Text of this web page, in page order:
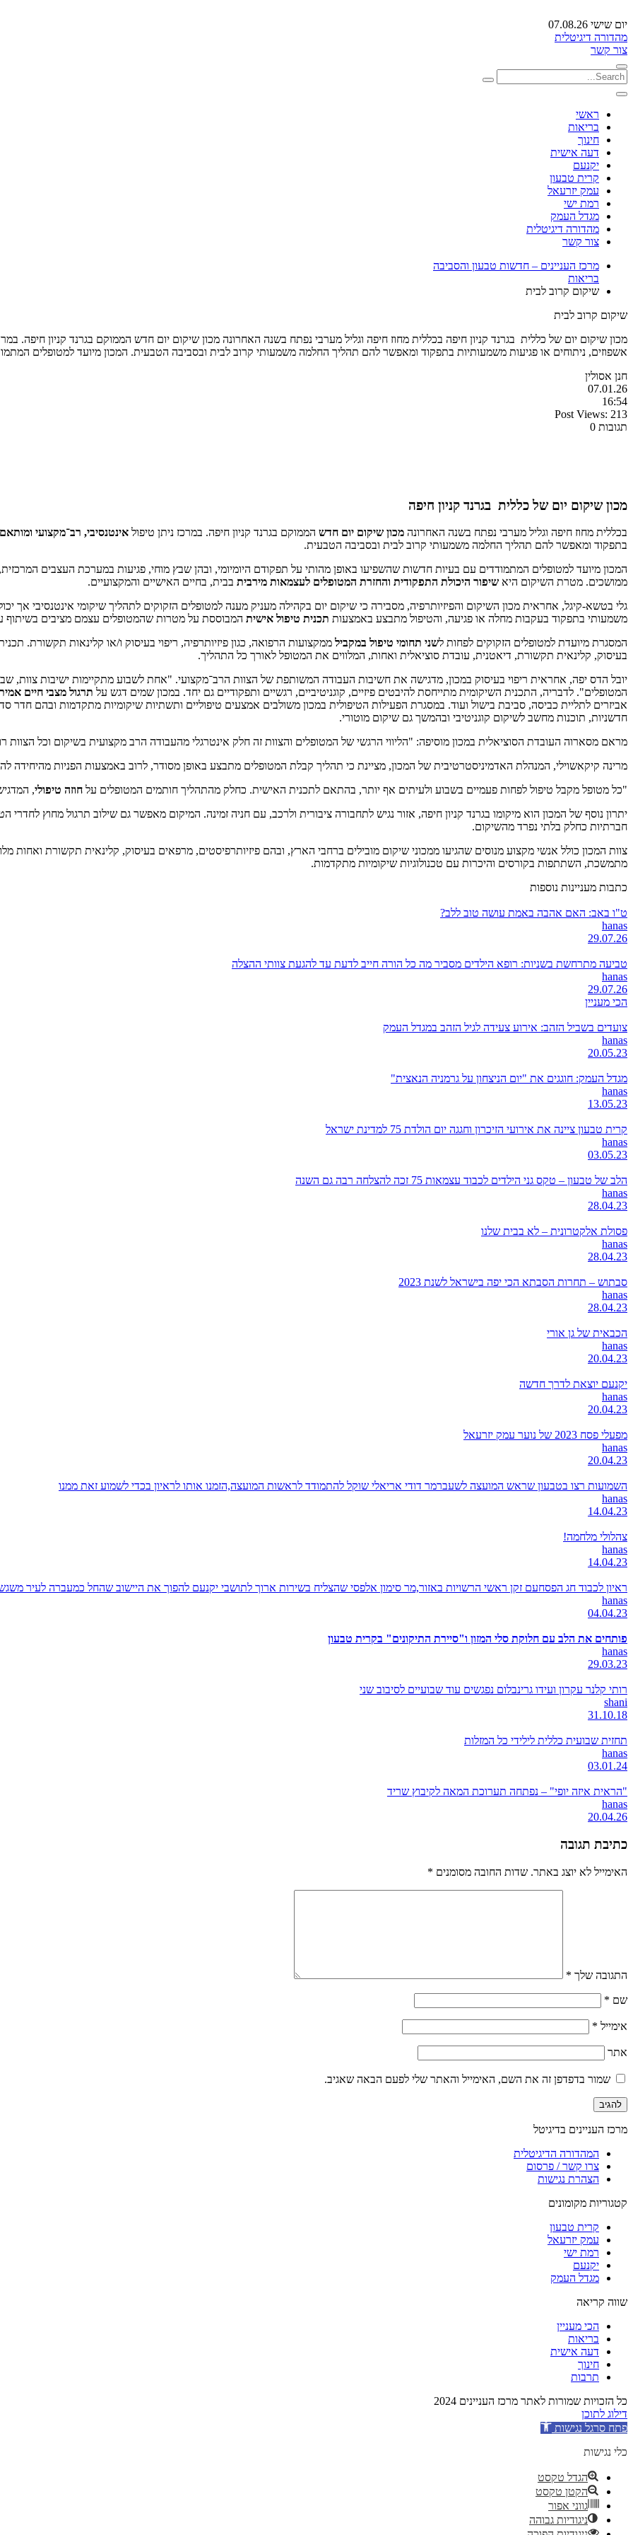
יום שישי 07.08.26
מהדורה דיגיטלית
צור קשר
ראשי
בריאות
חינוך
דעה אישית
יקנעם
קרית טבעון
עמק יזרעאל
רמת ישי
מגדל העמק
מהדורה דיגיטלית
צור קשר
מרכז העניינים – חדשות טבעון והסביבה
בריאות
שיקום קרוב לבית
שיקום קרוב לבית
מכון שיקום יום של כללית בגרנד קניון חיפה בכללית מחוז חיפה וגליל מערבי נפתח בשנה האחרונה מכון שיקום יום חדש הממוקם בגרנד קניון חיפה.
אשפוזים, ניתוחים או פגיעות משמעותיות בתפקוד ומאפשר להם תהליך החלמה משמעותי קרוב לבית ובסביבה הטבעית. המכון מיועד למטופלים
חנן אסולין
07.01.26
16:54
Post Views: 213
תגובות 0
מכון שיקום יום של כללית בגרנד קניון חיפה
בכללית מחוז חיפה וגליל מערבי נפתח בשנה האחרונה מכון שיקום יום חדש הממוקם בגרנד קניון חיפה. במרכז ניתן טיפול אינטנסיבי, רב־מקצועי
בתפקוד ומאפשר להם תהליך החלמה משמעותי קרוב לבית ובסביבה הטבעית.
המכון מיועד למטופלים המתמודדים עם בעיות חדשות שהשפיעו באופן מהותי על תפקודם היומיומי, ובהן שבץ מוחי, פגיעות במערכת העצבים
ממושכים. מטרת השיקום היא שיפור היכולת התפקודית והחזרת המטופלים לעצמאות מירבית בבית, בחיים האישיים והמקצועיים.
גלי בטשא-קיגל, אחראית מכון השיקום והפיזיותרפיה, מסבירה כי שיקום יום בקהילה מעניק מענה למטופלים הזקוקים לתהליך שיקומי אינטנסיבי אך
משמעותי בתפקוד בעקבות מחלה או פגיעה, והטיפול מתבצע באמצעות תכנית טיפול אישית המבוססת על מטרות שהמטופלים עצמם מציבים בשיתוף
המסגרת מיועדת למטופלים הזקוקים לפחות לשני תחומי טיפול במקביל ממקצועות הרפואה, כגון פיזיותרפיה, ריפוי בעיסוק ו/או קלינאות תקשורת.
בעיסוק, קלינאית תקשורת, דיאטנית, עובדת סוציאלית ואחות, המלווים את המטופל לאורך כל התהליך.
יובל הדס יפה, אחראית ריפוי בעיסוק במכון, מדגישה את חשיבות העבודה המשותפת של הצוות הרב־מקצועי. "אחת לשבוע מתקיימות ישיבות
המטופלים". לדבריה, התכנית השיקומית מתייחסת להיבטים פיזיים, קוגניטיביים, רגשיים ותפקודיים גם יחד. במכון שמים דגש על תרגול מצבי חיים
אביזרים לתליית כביסה, סביבת בישול ועוד. במסגרת הפעילות הטיפולית במכון משולבים אמצעים טיפוליים ותשתיות שיקומיות מתקדמות ובהם חדר
חדשניות, תוכנות מחשב לשיקום קוגניטיבי ובהמשך גם שיקום מוטורי.
מראם מסארוה העובדת הסוציאלית במכון מוסיפה: "הליווי הרגשי של המטופלים והצוות זה חלק אינטרגלי מהעבודה הרב מקצועית בשיקום וכל הצוות
מרינה קיקאשוילי, המנהלת האדמיניסטרטיבית של המכון, מציינת כי תהליך קבלת המטופלים מתבצע באופן מסודר, לרוב באמצעות הפניות
"כל מטופל מקבל טיפול לפחות פעמיים בשבוע ולעיתים אף יותר, בהתאם לתכנית האישית. כחלק מהתהליך חותמים המטופלים על חוזה טיפולי,
יתרון נוסף של המכון הוא מיקומו בגרנד קניון חיפה, אזור נגיש לתחבורה ציבורית ולרכב, עם חניה זמינה. המיקום מאפשר גם שילוב תרגול מחוץ לחדרי
חברתיות כחלק בלתי נפרד מהשיקום.
צוות המכון כולל אנשי מקצוע מנוסים שהגיעו ממכוני שיקום מובילים ברחבי הארץ, ובהם פיזיותרפיסטים, מרפאים בעיסוק, קלינאית תקשורת ואחות
מתמשכת, השתתפות בקורסים והיכרות עם טכנולוגיות שיקומיות מתקדמות.
כתבות מעניינות נוספות
ט"ו באב: האם אהבה באמת עושה טוב ללב?
hanas
29.07.26
טביעה מתרחשת בשניות: רופא הילדים מסביר מה כל הורה חייב לדעת עד להגעת צוותי ההצלה
hanas
29.07.26
הכי מעניין
צועדים בשביל הזהב: אירוע צעידה לגיל הזהב במגדל העמק
hanas
20.05.23
מגדל העמק: חוגגים את "יום הניצחון על גרמניה הנאצית"
hanas
13.05.23
קרית טבעון ציינה את אירועי הזיכרון וחגגה יום הולדת 75 למדינת ישראל
hanas
03.05.23
הלב של טבעון – טקס גני הילדים לכבוד עצמאות 75 זכה להצלחה רבה גם השנה
hanas
28.04.23
פסולת אלקטרונית – לא בבית שלנו
hanas
28.04.23
סבתוש – תחרות הסבתא הכי יפה בישראל לשנת 2023
hanas
28.04.23
הכבאית של גן אורי
hanas
20.04.23
יקנעם יוצאת לדרך חדשה
hanas
20.04.23
מפעלי פסח 2023 של נוער עמק יזרעאל
hanas
20.04.23
השמועות רצו בטבעון שראש המועצה לשעברמר דודי אריאלי שוקל להתמודד לראשות המועצה,הזמנו אותו לראיון בכדי לשמוע זאת ממנו
hanas
14.04.23
צהלולי מלחמה!
hanas
14.04.23
ראיון לכבוד חג הפסחעם זקן ראשי הרשויות באזור,מר סימון אלפסי שהצליח בשירות ארוך לתושבי יקנעם להפוך את היישוב שהחל כמעברה לעיר
hanas
04.04.23
פותחים את הלב עם חלוקת סלי המזון ו"סיירת התיקונים" בקרית טבעון
hanas
29.03.23
רותי קלנר עקרון ועידו גרינבלום נפגשים עוד שבועיים לסיבוב שני
shani
31.10.18
תחזית שבועית כללית לילידי כל המזלות
hanas
03.01.24
"הראית איזה יופי" – נפתחה תערוכת המאה לקיבוץ שריד
hanas
20.04.26
כתיבת תגובה
האימייל לא יוצג באתר. שדות החובה מסומנים *
התגובה שלך *
שם *
אימייל *
אתר
שמור בדפדפן זה את השם, האימייל והאתר שלי לפעם הבאה שאגיב.
מרכז העניינים בדיגיטל
המהדורה הדיגיטלית
צרו קשר / פרסום
הצהרת נגישות
קטגוריות מקומונים
קרית טבעון
עמק יזרעאל
רמת ישי
יקנעם
מגדל העמק
שווה קריאה
הכי מעניין
בריאות
דעה אישית
חינוך
תרבות
כל הזכויות שמורות לאתר מרכז העניינים 2024
דילוג לתוכן
פתח סרגל נגישות
כלי נגישות
הגדל טקסט
הקטן טקסט
גווני אפור
ניגודיות גבוהה